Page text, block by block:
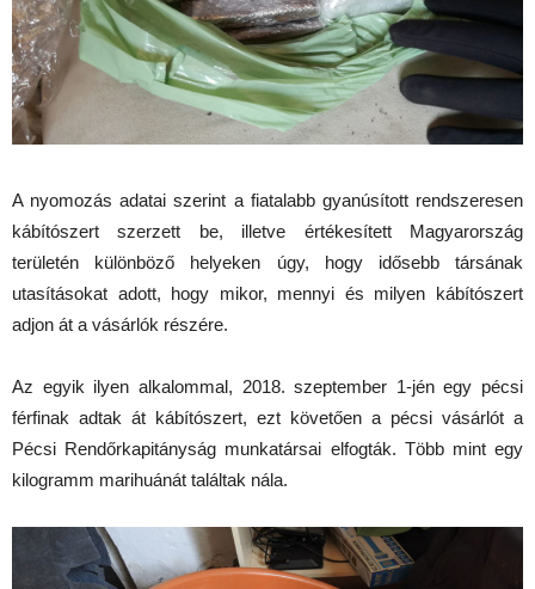
A nyomozás adatai szerint a fiatalabb gyanúsított rendszeresen
kábítószert szerzett be, illetve értékesített Magyarország
területén különböző helyeken úgy, hogy idősebb társának
utasításokat adott, hogy mikor, mennyi és milyen kábítószert
adjon át a vásárlók részére.
Az egyik ilyen alkalommal, 2018. szeptember 1-jén egy pécsi
férfinak adtak át kábítószert, ezt követően a pécsi vásárlót a
Pécsi Rendőrkapitányság munkatársai elfogták. Több mint egy
kilogramm marihuánát találtak nála.